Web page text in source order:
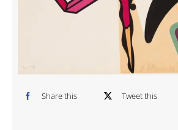
Share this Tweet this